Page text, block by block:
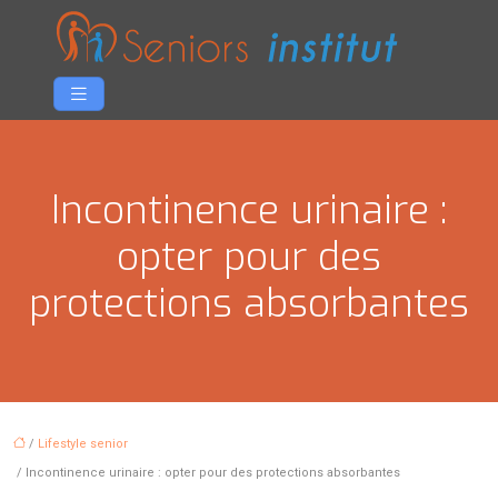
Incontinence urinaire :
opter pour des
protections absorbantes
/ Lifestyle senior
/ Incontinence urinaire : opter pour des protections absorbantes